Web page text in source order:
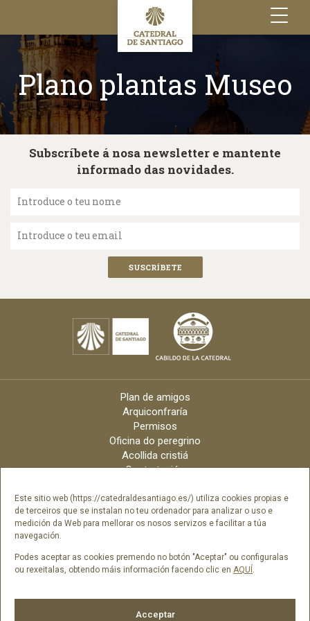
Este sitio web (https://catedraldesantiago.es/) utiliza cookies propias e
de terceiros que se instalan no teu ordenador para analizar o uso e
medición da Web para mellorar os nosos servizos e facilitar a túa
navegación.
Podes aceptar as cookies premendo no botón "Aceptar" ou configuralas
ou rexeitalas, obtendo máis información facendo clic en AQUÍ.
Acceptar
Toggle
navigation
Plano plantas Museo
Subscríbete á nosa newsletter e mantente
informado das novidades.
Introduce o teu nome
Introduce o teu email
Plan de amigos
Arquiconfraría
Permisos
Oficina do peregrino
Acollida cristiá
Contratación
Arquidiócese
Créditos
Catálogo Dixital